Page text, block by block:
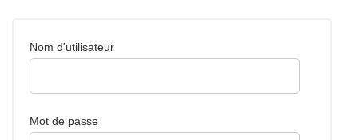
Nom d'utilisateur
Mot de passe